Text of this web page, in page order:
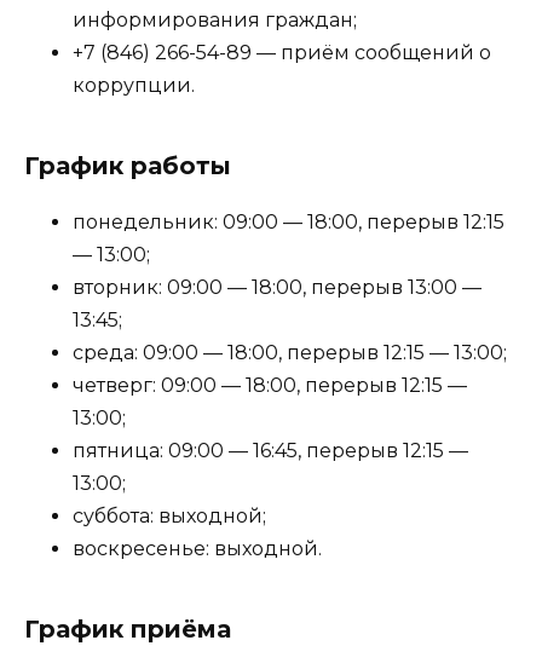
информирования граждан;
+7 (846) 266-54-89 — приём сообщений о
коррупции.
График работы
понедельник: 09:00 — 18:00, перерыв 12:15
— 13:00;
вторник: 09:00 — 18:00, перерыв 13:00 —
13:45;
среда: 09:00 — 18:00, перерыв 12:15 — 13:00;
четверг: 09:00 — 18:00, перерыв 12:15 —
13:00;
пятница: 09:00 — 16:45, перерыв 12:15 —
13:00;
суббота: выходной;
воскресенье: выходной.
График приёма